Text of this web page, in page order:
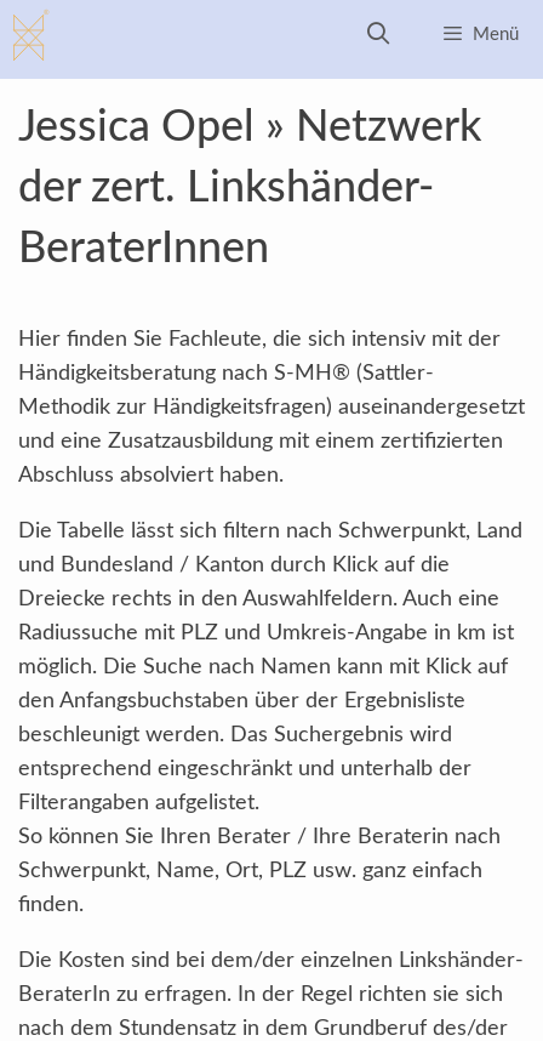
Zum
Inhalt
springen
Menü
Jessica Opel » Netzwerk
der zert. Linkshänder-
BeraterInnen
Hier finden Sie Fachleute, die sich intensiv mit der
Händigkeitsberatung nach S-MH® (Sattler-
Methodik zur Händigkeitsfragen) auseinandergesetzt
und eine Zusatzausbildung mit einem zertifizierten
Abschluss absolviert haben.
Die Tabelle lässt sich filtern nach Schwerpunkt, Land
und Bundesland / Kanton durch Klick auf die
Dreiecke rechts in den Auswahlfeldern. Auch eine
Radiussuche mit PLZ und Umkreis-Angabe in km ist
möglich. Die Suche nach Namen kann mit Klick auf
den Anfangsbuchstaben über der Ergebnisliste
beschleunigt werden. Das Suchergebnis wird
entsprechend eingeschränkt und unterhalb der
Filterangaben aufgelistet.
So können Sie Ihren Berater / Ihre Beraterin nach
Schwerpunkt, Name, Ort, PLZ usw. ganz einfach
finden.
Die Kosten sind bei dem/der einzelnen Linkshänder-
BeraterIn zu erfragen. In der Regel richten sie sich
nach dem Stundensatz in dem Grundberuf des/der